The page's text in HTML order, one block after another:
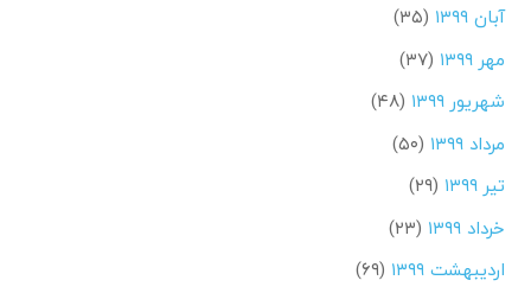
آبان ۱۳۹۹
(۳۵)
مهر ۱۳۹۹
(۳۷)
شهریور ۱۳۹۹
(۴۸)
مرداد ۱۳۹۹
(۵۰)
تیر ۱۳۹۹
(۲۹)
خرداد ۱۳۹۹
(۲۳)
اردیبهشت ۱۳۹۹
(۶۹)